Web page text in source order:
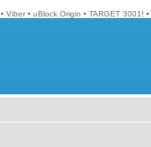
• Viber • uBlock Origin • TARGET 3001! •